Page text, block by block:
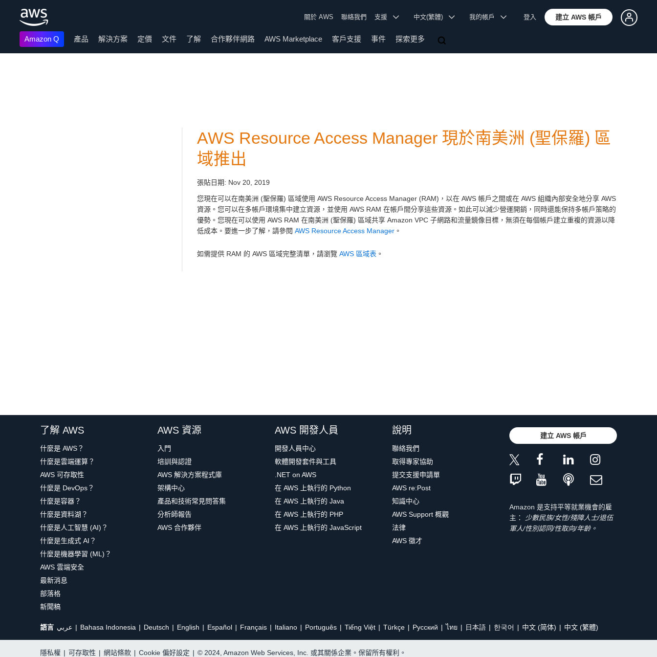
關於 AWS 聯絡我們 支援 中文(繁體) 我的帳戶 登入 建立 AWS 帳戶
Amazon Q 產品 解決方案 定價 文件 了解 合作夥伴網路 AWS Marketplace 客戶支援 事件 探索更多
AWS Resource Access Manager 現於南美洲 (聖保羅) 區
域推出
張貼日期: Nov 20, 2019
您現在可以在南美洲 (聖保羅) 區域使用 AWS Resource Access Manager (RAM)，以在 AWS 帳戶之間或在 AWS 組織內部安全地分享 AWS
資源。您可以在多帳戶環境集中建立資源，並使用 AWS RAM 在帳戶間分享這些資源。如此可以減少營運開銷，同時還能保持多帳戶策略的
優勢。您現在可以使用 AWS RAM 在南美洲 (聖保羅) 區域共享 Amazon VPC 子網路和流量鏡像目標，無須在每個帳戶建立重複的資源以降
低成本。要進一步了解，請參閱 AWS Resource Access Manager 。
如需提供 RAM 的 AWS 區域完整清單，請瀏覽 AWS 區域表 。
了解 AWS
什麼是 AWS？
什麼是雲端運算？
AWS 可存取性
什麼是 DevOps？
什麼是容器？
什麼是資料湖？
什麼是人工智慧 (AI)？
什麼是生成式 AI？
什麼是機器學習 (ML)？
AWS 雲端安全
最新消息
部落格
新聞稿
AWS 資源
入門
培訓與認證
AWS 解決方案程式庫
架構中心
產品和技術常見問答集
分析師報告
AWS 合作夥伴
AWS 開發人員
開發人員中心
軟體開發套件與工具
.NET on AWS
在 AWS 上執行的 Python
在 AWS 上執行的 Java
在 AWS 上執行的 PHP
在 AWS 上執行的 JavaScript
說明
聯絡我們
取得專家協助
提交支援申請單
AWS re:Post
知識中心
AWS Support 概觀
法律
AWS 徵才
建立 AWS 帳戶
Amazon 是支持平等就業機會的雇
主：
少數民族/女性/殘障人士/退伍
軍人/性別認同/性取向/年齡。
語言 عربي Bahasa Indonesia Deutsch English Español Français Italiano Português Tiếng Việt Türkçe Ρусский ไทย 日本語 한국어 中文 (简体) 中文 (繁體)
隱私權 | 可存取性 | 網站條款 | Cookie 偏好設定 | © 2024, Amazon Web Services, Inc. 或其關係企業。保留所有權利。